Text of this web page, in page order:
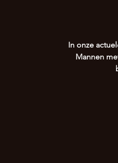
In onze
Mannen